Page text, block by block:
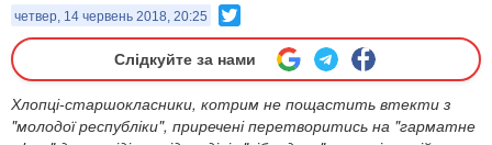
четвер, 14 червень 2018, 20:25
Слідкуйте за нами
Хлопці-старшокласники, котрим не пощастить втекти з
"молодої республіки", приречені перетворитись на "гарматне